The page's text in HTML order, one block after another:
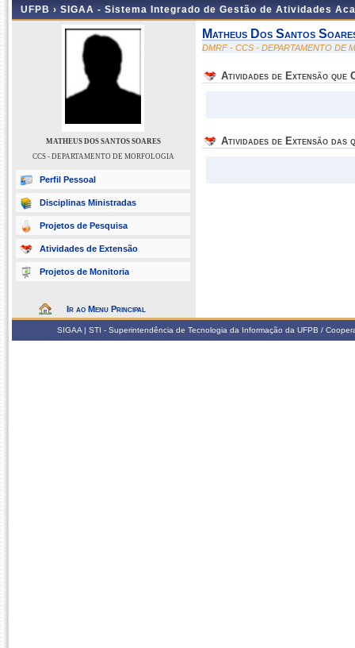
UFPB › SIGAA - Sistema Integrado de Gestão de Atividades
MATHEUS DOS SANTOS SOARES
CCS - DEPARTAMENTO DE MORFOLOGIA
Perfil Pessoal
Disciplinas Ministradas
Projetos de Pesquisa
Atividades de Extensão
Projetos de Monitoria
Ir ao Menu Principal
Matheus Dos Santos
DMRF - CCS - DEPARTAMENTO DE
Atividades de Extensão que
Atividades de Extensão das
SIGAA | STI - Superintendência de Tecnologia da Informação da UFPB /